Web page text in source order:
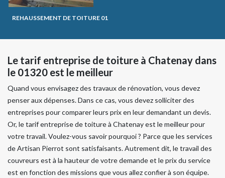
REHAUSSEMENT DE TOITURE 01
Le tarif entreprise de toiture à Chatenay dans
le 01320 est le meilleur
Quand vous envisagez des travaux de rénovation, vous devez
penser aux dépenses. Dans ce cas, vous devez solliciter des
entreprises pour comparer leurs prix en leur demandant un devis.
Or, le tarif entreprise de toiture à Chatenay est le meilleur pour
votre travail. Voulez-vous savoir pourquoi ? Parce que les services
de Artisan Pierrot sont satisfaisants. Autrement dit, le travail des
couvreurs est à la hauteur de votre demande et le prix du service
est en fonction des missions que vous allez confier à son équipe.